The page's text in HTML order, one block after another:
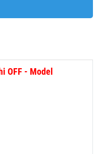
OFF - Model